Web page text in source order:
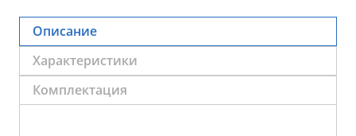
Описание
Характеристики
Комплектация